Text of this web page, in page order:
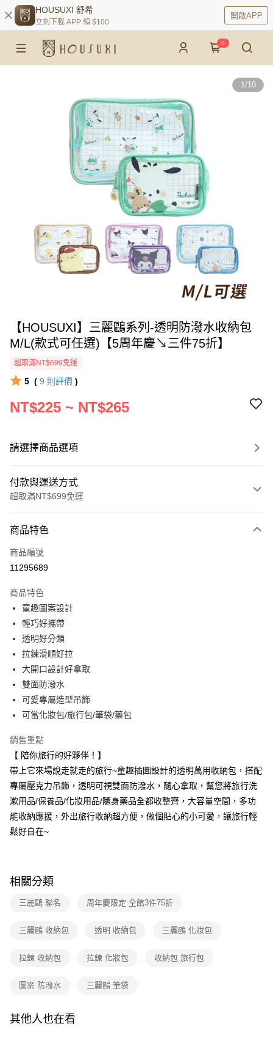
HOUSUXI 舒希
立刻下載 APP 領 $100
開啟APP
0
1/10
【HOUSUXI】三麗鷗系列-透明防潑水收納包
M/L(款式可任選)【5周年慶↘三件75折】
超取滿NT$699免運
5 ( 9 則評價 )
NT$225 ~ NT$265
請選擇商品選項
付款與運送方式
超取滿NT$699免運
信用卡一次付款
超商取貨付款
Apple Pay
街口支付
悠遊付
Google Pay
大哥付你分期
相關說明
1.本服務由台灣大哥大提供，台灣大哥大用戶可立即使用無須另外申請。
2.付款方式選擇「大哥付你分期」，訂單成立後會自動跳轉到大哥付的交易
流程，驗證手機門號後，選擇欲分期的期數、繳款截止日，確認付款後即完
成交易。
4.訂單成立30分鐘內，如未前往確認交易或遇審核未通過，訂單將自動取
消。如遇「轉專審核」未通過狀況，表示未達大哥付你分期系統評分，恕無
法說明評估內容。
【繳款方式說明】
1.分期款項不併入電信帳單，「大哥付你分期」於每月結算日後寄送繳費提
【注意事項】
1.本服務係由「台灣大哥大股份有限公司」（以下簡稱本公司）所提供，讓
2.基於同意付款使用「大哥付你分期」之契約關係目的，商店將以您的個人
由本公司與您本人進行分期帳單所需資料之確認、核對及更正。
【關於「AFTEE先享後付」】
AFTEE先享後付是「在收到商品之後才付款」的支付方式。 讓您購物簡單
便利好安心！
１．簡單：不需註冊會員、不需綁卡、不需儲值。
２．便利：只要手機號碼，簡訊認證，即可結帳。
３．安心：先確認商品／服務後，再付款。
３．收到繳費通知簡訊後14天內，點擊此簡訊中的連結，可透過四大超商／
※ 請注意：結帳手續完成當下不需立刻繳費，但若您需要取消訂單，請聯絡
後付繳納相關費用。
客戶支援中心」
https://netprotections.freshdesk.com/support/home
【注意事項】
權轉讓予恩沛科技股份有限公司。
２．關於個人資料處理事宜，請瀏覽以下網址：
ATM付款
運送方式
全家取貨付款
每筆NT$80，滿NT$699(含以上)免運費
每筆NT$80，滿NT$699(含以上)免運費
7-11取貨付款
每筆NT$80，滿NT$699(含以上)免運費
商品特色
商品編號
11295689
商品特色
童趣圖案設計
輕巧好攜帶
透明好分類
拉鍊滑順好拉
大開口設計好拿取
雙面防潑水
可愛專屬造型吊飾
可當化妝包/旅行包/筆袋/藥包
銷售重點
【 陪你旅行的好夥伴！】
帶上它來場說走就走的旅行~童趣插圖設計的透明萬用收納包，搭配
專屬壓克力吊飾，透明可視雙面防潑水，隨心拿取，幫您將旅行洗
漱用品/保養品/化妝用品/隨身藥品全都收整齊，大容量空間，多功
能收納應援，外出旅行收納超方便，做個貼心的小可愛，讓旅行輕
鬆好自在~
相關分類
三麗鷗 聯名 周年慶限定 全館3件75折
三麗鷗 收納包 透明 收納包 三麗鷗 化妝包
拉鍊 收納包 拉鍊 化妝包 收納包 旅行包
圖案 防潑水 三麗鷗 筆袋
其他人也在看